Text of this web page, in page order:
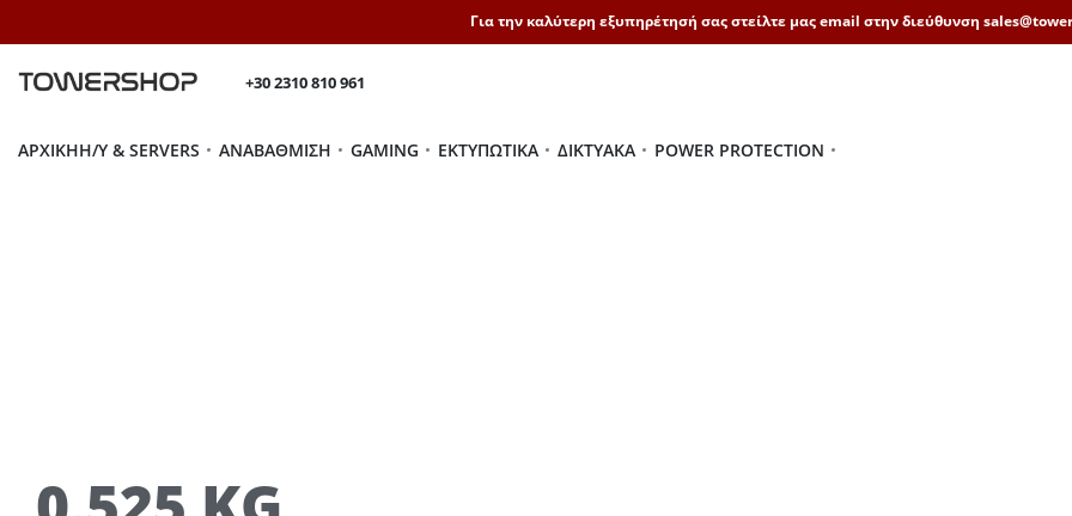
Για την καλύτερη εξυπηρέτησή σας στείλτε μας email στην διεύθυνση
+30 2310 810 961
ΑΡΧΙΚΉH/Y & SERVERS ΑΝΑΒΆΘΜΙΣΗ GAMING ΕΚΤΥΠΩΤΙΚΆ ΔΙΚΤΥΑΚΆ POWER PROTECTION